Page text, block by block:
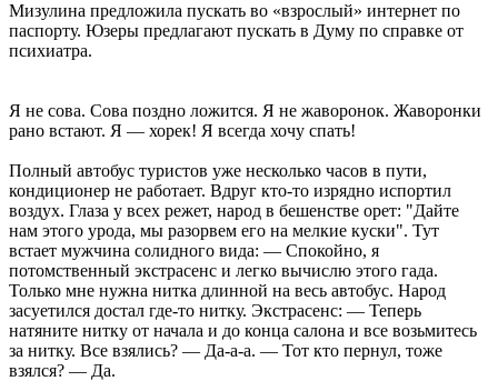
Мизулина предложила пускать во «взрослый» интернет по
паспорту. Юзеры предлагают пускать в Думу по справке от
психиатра.
Я не сова. Сова поздно ложится. Я не жаворонок. Жаворонки
рано встают. Я — хорек! Я всегда хочу спать!
Полный автобус туристов уже несколько часов в пути,
кондиционер не работает. Вдруг кто-то изрядно испортил
воздух. Глаза у всех режет, народ в бешенстве орет: "Дайте
нам этого урода, мы разорвем его на мелкие куски". Тут
встает мужчина солидного вида: — Спокойно, я
потомственный экстрасенс и легко вычислю этого гада.
Только мне нужна нитка длинной на весь автобус. Народ
засуетился достал где-то нитку. Экстрасенс: — Теперь
натяните нитку от начала и до конца салона и все возьмитесь
за нитку. Все взялись? — Да-а-а. — Тот кто пернул, тоже
взялся? — Да.